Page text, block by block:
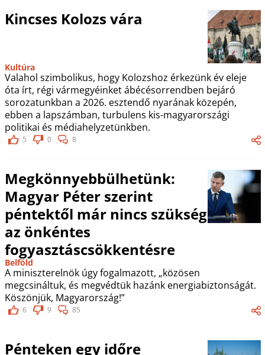
Kincses Kolozs vára
Kultúra
Valahol szimbolikus, hogy Kolozshoz érkezünk év eleje
óta írt, régi vármegyéinket ábécésorrendben bejáró
sorozatunkban a 2026. esztendő nyarának közepén,
ebben a lapszámban, turbulens kis-magyarországi
politikai és médiahelyzetünkben.
5 0 8
Megkönnyebbülhetünk:
Magyar Péter szerint
péntektől már nincs szükség
az önkéntes
fogyasztáscsökkentésre
Belföld
A miniszterelnök úgy fogalmazott, „közösen
megcsináltuk, és megvédtük hazánk energiabiztonságát.
Köszönjük, Magyarország!”
6 9 85
Pénteken egy időre